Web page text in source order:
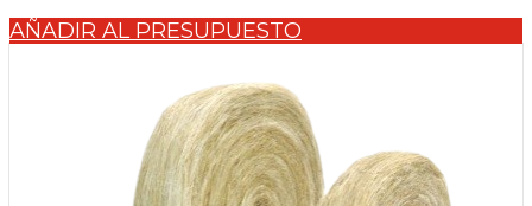
AÑADIR AL PRESUPUESTO